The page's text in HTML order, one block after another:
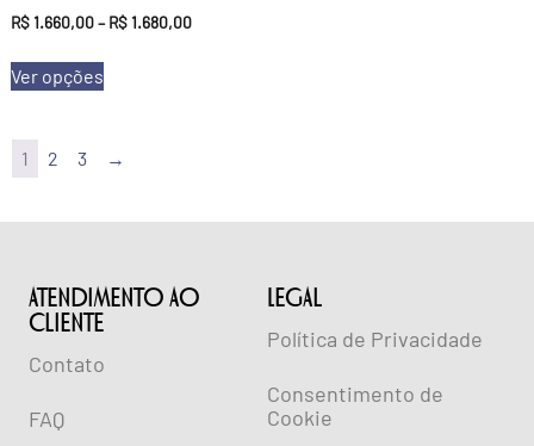
R$ 1.660,00– R$ 1.680,00
Ver opções
1 2 3 →
ATENDIMENTO AO
CLIENTE
Contato
FAQ
lEGAL
Política de Privacidade
Consentimento de
Cookie